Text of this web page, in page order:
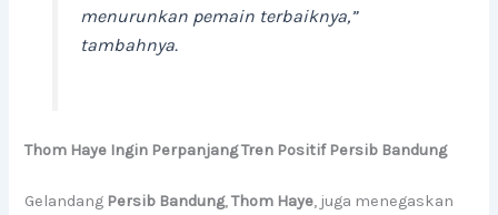
menurunkan pemain terbaiknya,”
tambahnya.
Thom Haye Ingin Perpanjang Tren Positif Persib Bandung
Gelandang Persib Bandung,Thom Haye, juga menegaskan